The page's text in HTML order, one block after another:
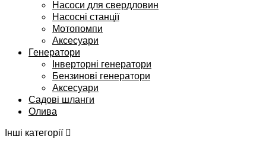
Насоси для свердловин
Насосні станції
Мотопомпи
Аксесуари
Генератори
Інверторні генератори
Бензинові генератори
Аксесуари
Садові шланги
Олива
Інші категорії